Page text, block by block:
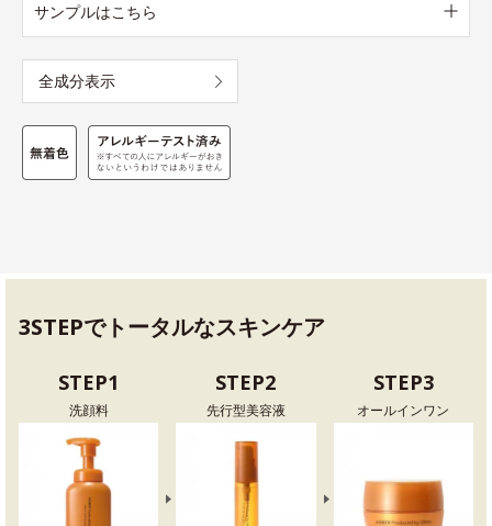
サンプルはこちら
全成分表示
3STEPでトータルなスキンケア
STEP1
洗顔料
STEP2
先行型美容液
STEP3
オールインワン